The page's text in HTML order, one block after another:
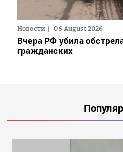
Новости 06 August 2026
Вчера РФ убила
гражданских